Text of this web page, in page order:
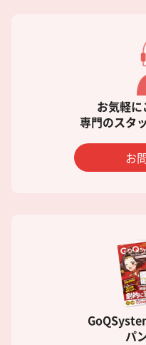
お気軽
専門のスタ
お
パ